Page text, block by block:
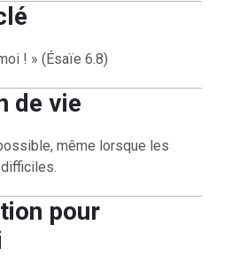
! » (Ésaïe 6.8)
de vie
même lorsque les
pour